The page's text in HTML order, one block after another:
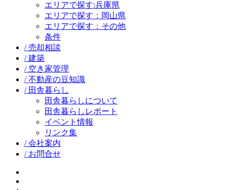
エリアで探す:兵庫県
エリアで探す：岡山県
エリアで探す：その他
条件
/ 売却相談
/ 建築
/ 空き家管理
/ 不動産の豆知識
/ 田舎暮らし
田舎暮らしについて
田舎暮らしレポート
イベント情報
リンク集
/ 会社案内
/ お問合せ